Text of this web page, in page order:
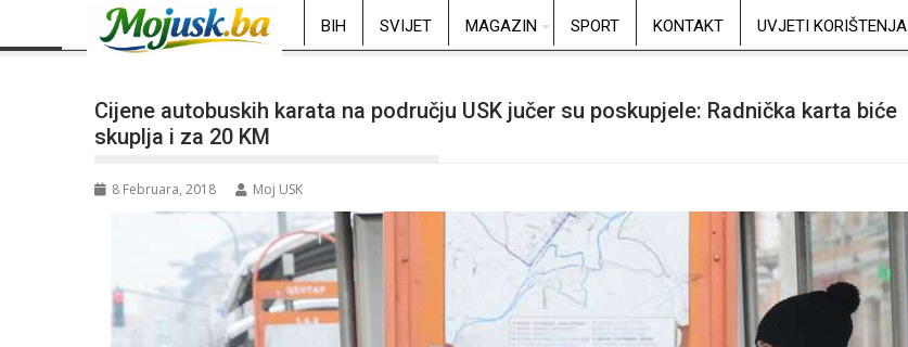
BIH SVIJET MAGAZIN SPORT KONTAKT UVJETI KORIŠTENJA
Cijene autobuskih karata na području USK jučer su poskupjele: Radnička karta biće
skuplja i za 20 KM
8 Februara, 2018 Moj USK